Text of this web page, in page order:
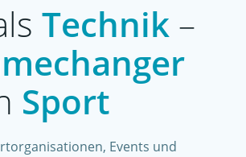
Technik –
Sport
Events und